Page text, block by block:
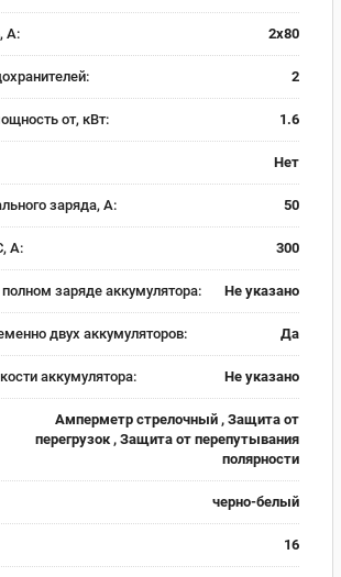
А: 2х80
2
от, кВт: 1.6
Нет
заряда, А: 50
А: 300
заряде аккумулятора: Не указано
двух аккумуляторов: Да
аккумулятора: Не указано
Амперметр стрелочный , Защита от
перегрузок , Защита от перепутывания
полярности
черно-белый
16